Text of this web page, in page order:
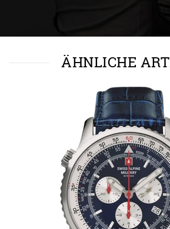
ÄHNLICHE